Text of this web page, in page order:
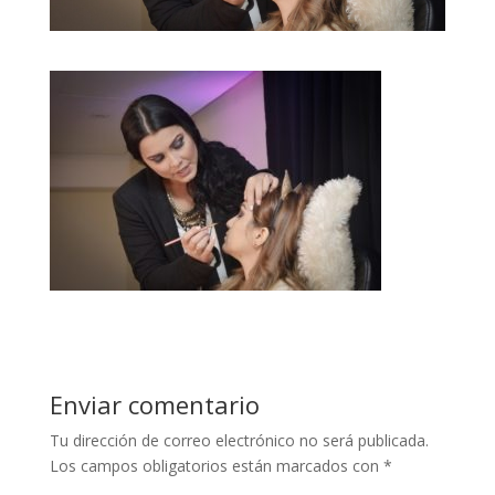
Enviar comentario
Tu dirección de correo electrónico no será publicada.
Los campos obligatorios están marcados con *